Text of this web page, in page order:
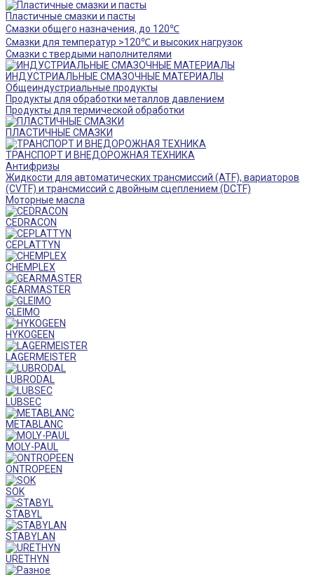
Пластичные смазки и пасты
Смазки общего назначения, до 120℃
Смазки для температур >120℃ и высоких нагрузок
Смазки с твердыми наполнителями
ИНДУСТРИАЛЬНЫЕ СМАЗОЧНЫЕ МАТЕРИАЛЫ
Общеиндустриальные продукты
Продукты для обработки металлов давлением
Продукты для термической обработки
ПЛАСТИЧНЫЕ СМАЗКИ
ТРАНСПОРТ И ВНЕДОРОЖНАЯ ТЕХНИКА
Антифризы
Жидкости для автоматических трансмиссий (ATF), вариаторов
(CVTF) и трансмиссий с двойным сцеплением (DCTF)
Моторные масла
CEDRACON
CEPLATTYN
CHEMPLEX
GEARMASTER
GLEIMO
HYKOGEEN
LAGERMEISTER
LUBRODAL
LUBSEC
METABLANC
MOLY-PAUL
ONTROPEEN
SOK
STABYL
STABYLAN
URETHYN